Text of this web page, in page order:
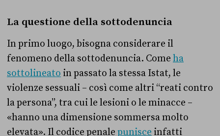
La questione della sottodenuncia
In primo luogo, bisogna considerare il
fenomeno della sottodenuncia. Come ha
sottolineato in passato la stessa Istat, le
violenze sessuali – così come altri “reati contro
la persona”, tra cui le lesioni o le minacce –
«hanno una dimensione sommersa molto
elevata». Il codice penale punisce infatti